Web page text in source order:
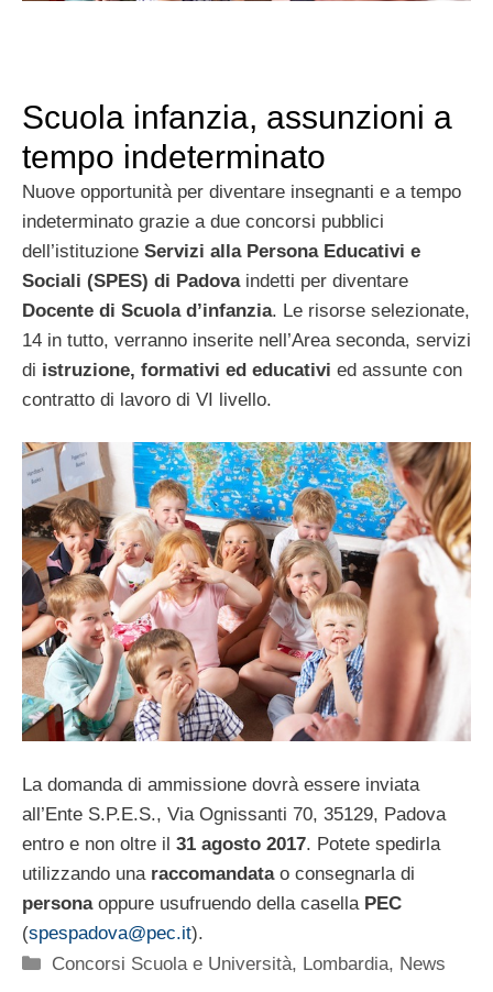
Scuola infanzia, assunzioni a
tempo indeterminato
Nuove opportunità per diventare insegnanti e a tempo
indeterminato grazie a due concorsi pubblici
dell’istituzione Servizi alla Persona Educativi e
Sociali (SPES) di Padovaindetti per diventare
Docente di Scuola d’infanzia. Le risorse selezionate,
14 in tutto, verranno inserite nell’Area seconda, servizi
di istruzione, formativi ed educativi ed assunte con
contratto di lavoro di VI livello.
La domanda di ammissione dovrà essere inviata
all’Ente S.P.E.S., Via Ognissanti 70, 35129, Padova
entro e non oltre il 31 agosto 2017. Potete spedirla
utilizzando una raccomandatao consegnarla di
personaoppure usufruendo della casella PEC
(spespadova@pec.it).
Categorie
Concorsi Scuola e Università, Lombardia, News